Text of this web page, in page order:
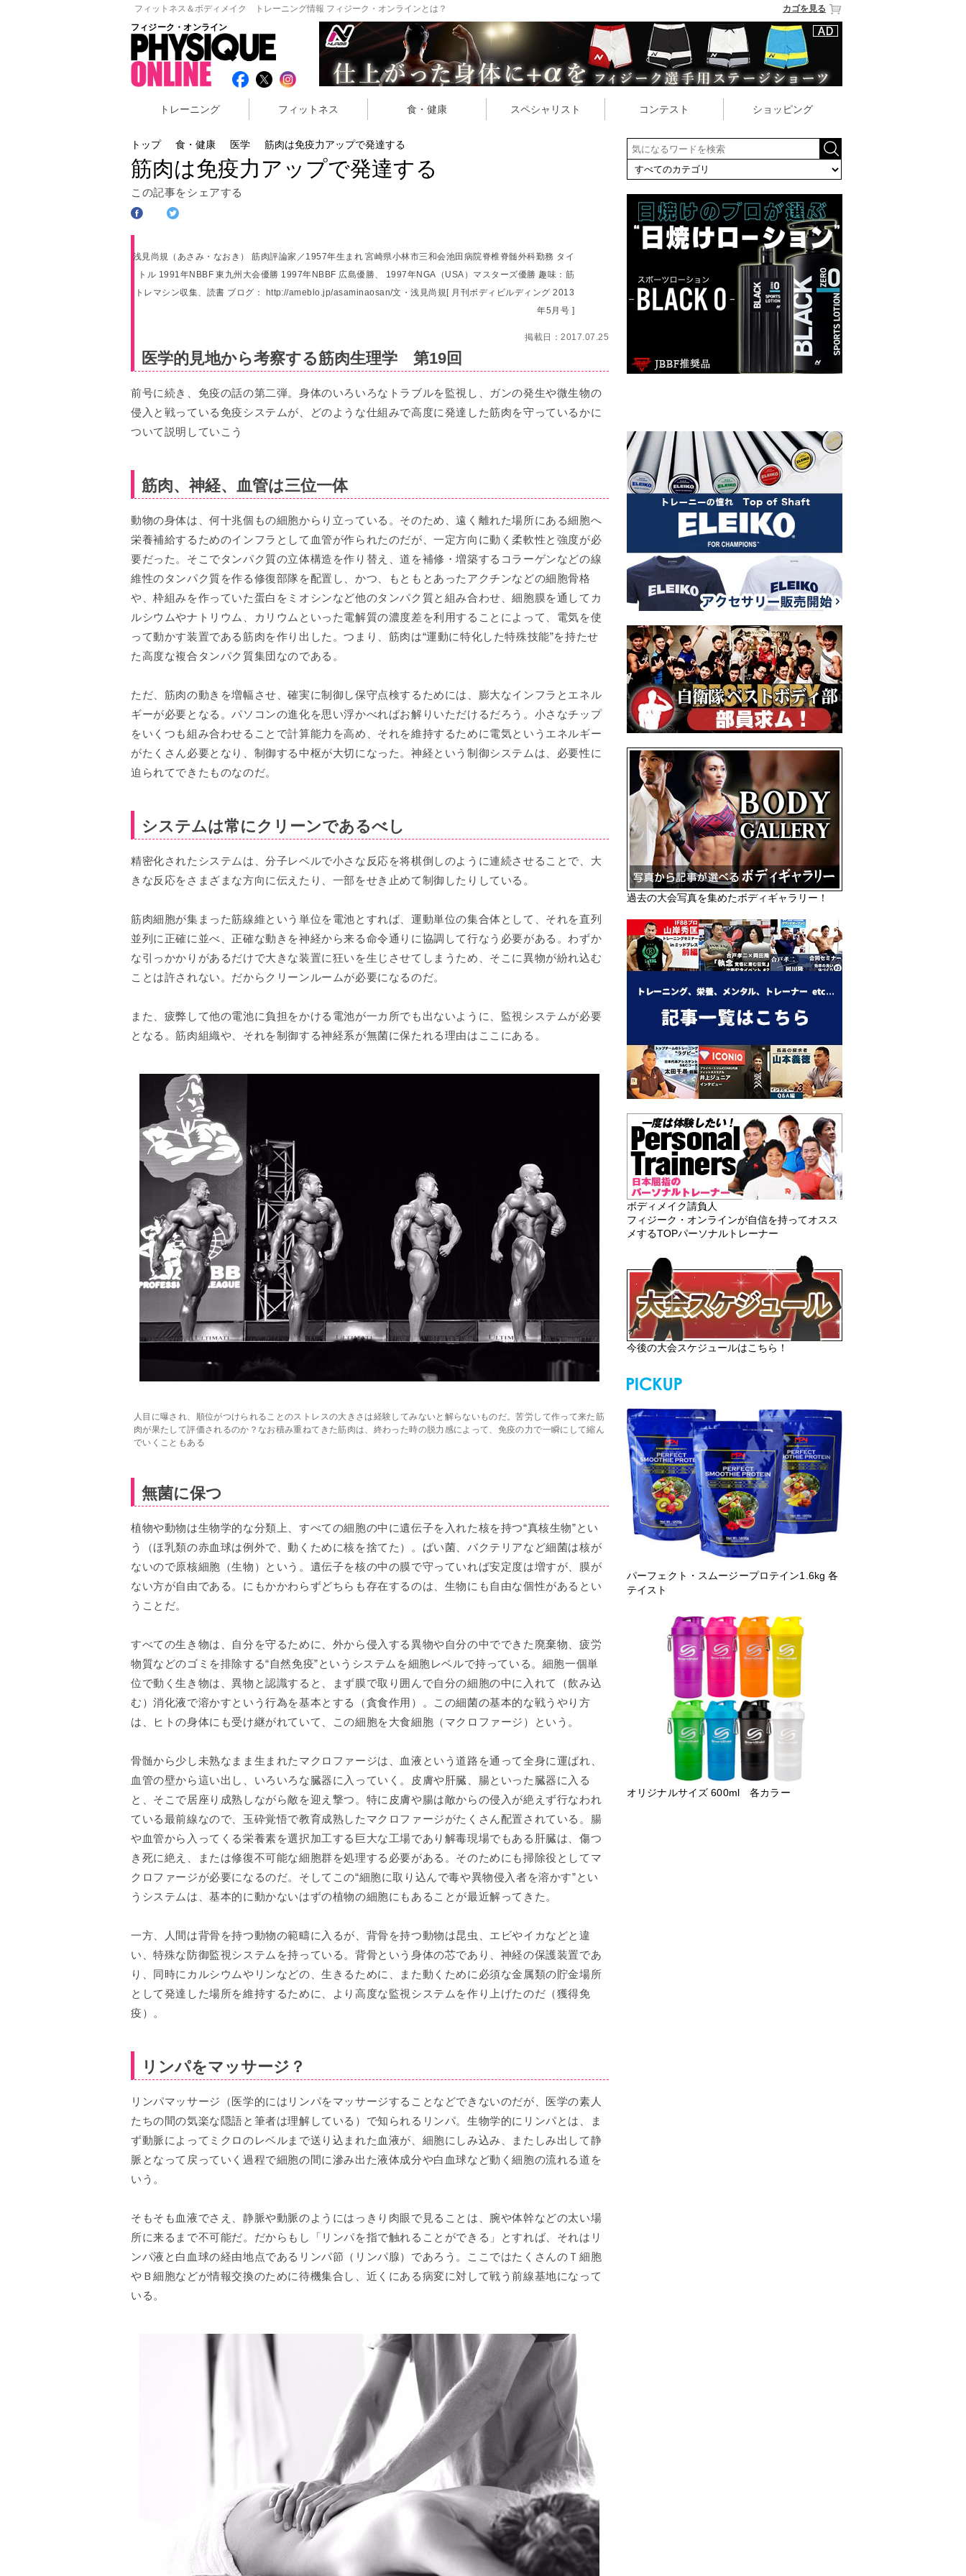
フィットネス＆ボディメイク トレーニング情報 フィジーク・オンラインとは？
カゴを見る
フィジーク・オンライン
トレーニング フィットネス 食・健康 スペシャリスト コンテスト ショッピング
過去の大会写真を集めたボディギャラリー！
ボディメイク請負人
フィジーク・オンラインが自信を持ってオスス
メするTOPパーソナルトレーナー
今後の大会スケジュールはこちら！
パーフェクト・スムージープロテイン1.6kg 各
テイスト
オリジナルサイズ 600ml 各カラー
トップ 食・健康 医学 筋肉は免疫力アップで発達する
筋肉は免疫力アップで発達する
この記事をシェアする
浅見尚規（あさみ・なおき） 筋肉評論家／1957年生まれ 宮崎県小林市三和会池田病院脊椎脊髄外科勤務 タイ
トル 1991年NBBF 東九州大会優勝 1997年NBBF 広島優勝、 1997年NGA（USA）マスターズ優勝 趣味：筋
トレマシン収集、読書 ブログ： http://ameblo.jp/asaminaosan/文・浅見尚規[ 月刊ボディビルディング 2013
年5月号 ]
掲載日：2017.07.25
医学的見地から考察する筋肉生理学 第19回
前号に続き、免疫の話の第二弾。身体のいろいろなトラブルを監視し、ガンの発生や微生物の
侵入と戦っている免疫システムが、どのような仕組みで高度に発達した筋肉を守っているかに
ついて説明していこう
筋肉、神経、血管は三位一体
動物の身体は、何十兆個もの細胞からり立っている。そのため、遠く離れた場所にある細胞へ
栄養補給するためのインフラとして血管が作られたのだが、一定方向に動く柔軟性と強度が必
要だった。そこでタンパク質の立体構造を作り替え、道を補修・増築するコラーゲンなどの線
維性のタンパク質を作る修復部隊を配置し、かつ、もともとあったアクチンなどの細胞骨格
や、枠組みを作っていた蛋白をミオシンなど他のタンパク質と組み合わせ、細胞膜を通してカ
ルシウムやナトリウム、カリウムといった電解質の濃度差を利用することによって、電気を使
って動かす装置である筋肉を作り出した。つまり、筋肉は“運動に特化した特殊技能”を持たせ
た高度な複合タンパク質集団なのである。
ただ、筋肉の動きを増幅させ、確実に制御し保守点検するためには、膨大なインフラとエネル
ギーが必要となる。パソコンの進化を思い浮かべればお解りいただけるだろう。小さなチップ
をいくつも組み合わせることで計算能力を高め、それを維持するために電気というエネルギー
がたくさん必要となり、制御する中枢が大切になった。神経という制御システムは、必要性に
迫られてできたものなのだ。
システムは常にクリーンであるべし
精密化されたシステムは、分子レベルで小さな反応を将棋倒しのように連続させることで、大
きな反応をさまざまな方向に伝えたり、一部をせき止めて制御したりしている。
筋肉細胞が集まった筋線維という単位を電池とすれば、運動単位の集合体として、それを直列
並列に正確に並べ、正確な動きを神経から来る命令通りに協調して行なう必要がある。わずか
な引っかかりがあるだけで大きな装置に狂いを生じさせてしまうため、そこに異物が紛れ込む
ことは許されない。だからクリーンルームが必要になるのだ。
また、疲弊して他の電池に負担をかける電池が一カ所でも出ないように、監視システムが必要
となる。筋肉組織や、それを制御する神経系が無菌に保たれる理由はここにある。
人目に曝され、順位がつけられることのストレスの大きさは経験してみないと解らないものだ。苦労して作って来た筋
肉が果たして評価されるのか？なお積み重ねてきた筋肉は、終わった時の脱力感によって、免疫の力で一瞬にして縮ん
でいくこともある
無菌に保つ
植物や動物は生物学的な分類上、すべての細胞の中に遺伝子を入れた核を持つ“真核生物”とい
う（ほ乳類の赤血球は例外で、動くために核を捨てた）。ばい菌、バクテリアなど細菌は核が
ないので原核細胞（生物）という。遺伝子を核の中の膜で守っていれば安定度は増すが、膜が
ない方が自由である。にもかかわらずどちらも存在するのは、生物にも自由な個性があるとい
うことだ。
すべての生き物は、自分を守るために、外から侵入する異物や自分の中でできた廃棄物、疲労
物質などのゴミを排除する“自然免疫”というシステムを細胞レベルで持っている。細胞一個単
位で動く生き物は、異物と認識すると、まず膜で取り囲んで自分の細胞の中に入れて（飲み込
む）消化液で溶かすという行為を基本とする（貪食作用）。この細菌の基本的な戦うやり方
は、ヒトの身体にも受け継がれていて、この細胞を大食細胞（マクロファージ）という。
骨髄から少し未熟なまま生まれたマクロファージは、血液という道路を通って全身に運ばれ、
血管の壁から這い出し、いろいろな臓器に入っていく。皮膚や肝臓、腸といった臓器に入る
と、そこで居座り成熟しながら敵を迎え撃つ。特に皮膚や腸は敵からの侵入が絶えず行なわれ
ている最前線なので、玉砕覚悟で教育成熟したマクロファージがたくさん配置されている。腸
や血管から入ってくる栄養素を選択加工する巨大な工場であり解毒現場でもある肝臓は、傷つ
き死に絶え、または修復不可能な細胞群を処理する必要がある。そのためにも掃除役としてマ
クロファージが必要になるのだ。そしてこの“細胞に取り込んで毒や異物侵入者を溶かす”とい
うシステムは、基本的に動かないはずの植物の細胞にもあることが最近解ってきた。
一方、人間は背骨を持つ動物の範疇に入るが、背骨を持つ動物は昆虫、エビやイカなどと違
い、特殊な防御監視システムを持っている。背骨という身体の芯であり、神経の保護装置であ
り、同時にカルシウムやリンなどの、生きるために、また動くために必須な金属類の貯金場所
として発達した場所を維持するために、より高度な監視システムを作り上げたのだ（獲得免
疫）。
リンパをマッサージ？
リンパマッサージ（医学的にはリンパをマッサージすることなどできないのだが、医学の素人
たちの間の気楽な隠語と筆者は理解している）で知られるリンパ。生物学的にリンパとは、ま
ず動脈によってミクロのレベルまで送り込まれた血液が、細胞にしみ込み、またしみ出して静
脈となって戻っていく過程で細胞の間に滲み出た液体成分や白血球など動く細胞の流れる道を
いう。
そもそも血液でさえ、静脈や動脈のようにはっきり肉眼で見ることは、腕や体幹などの太い場
所に来るまで不可能だ。だからもし「リンパを指で触れることができる」とすれば、それはリ
ンパ液と白血球の経由地点であるリンパ節（リンパ腺）であろう。ここではたくさんのＴ細胞
やＢ細胞などが情報交換のために待機集合し、近くにある病変に対して戦う前線基地になって
いる。